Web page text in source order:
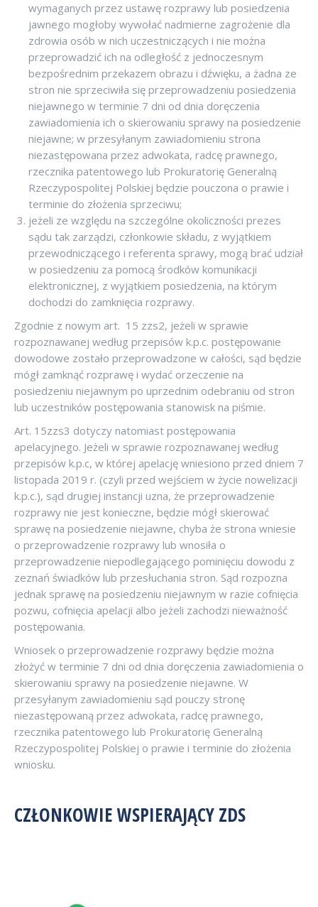
wymaganych przez ustawę rozprawy lub posiedzenia
jawnego mogłoby wywołać nadmierne zagrożenie dla
zdrowia osób w nich uczestniczących i nie można
przeprowadzić ich na odległość z jednoczesnym
bezpośrednim przekazem obrazu i dźwięku, a żadna ze
stron nie sprzeciwiła się przeprowadzeniu posiedzenia
niejawnego w terminie 7 dni od dnia doręczenia
zawiadomienia ich o skierowaniu sprawy na posiedzenie
niejawne; w przesyłanym zawiadomieniu strona
niezastępowana przez adwokata, radcę prawnego,
rzecznika patentowego lub Prokuratorię Generalną
Rzeczypospolitej Polskiej będzie pouczona o prawie i
terminie do złożenia sprzeciwu;
jeżeli ze względu na szczególne okoliczności prezes
sądu tak zarządzi, członkowie składu, z wyjątkiem
przewodniczącego i referenta sprawy, mogą brać udział
w posiedzeniu za pomocą środków komunikacji
elektronicznej, z wyjątkiem posiedzenia, na którym
dochodzi do zamknięcia rozprawy.
Zgodnie z nowym art. 15 zzs2, jeżeli w sprawie
rozpoznawanej według przepisów k.p.c. postępowanie
dowodowe zostało przeprowadzone w całości, sąd będzie
mógł zamknąć rozprawę i wydać orzeczenie na
posiedzeniu niejawnym po uprzednim odebraniu od stron
lub uczestników postępowania stanowisk na piśmie.
Art. 15zzs3 dotyczy natomiast postępowania
apelacyjnego. Jeżeli w sprawie rozpoznawanej według
przepisów k.p.c, w której apelację wniesiono przed dniem 7
listopada 2019 r. (czyli przed wejściem w życie nowelizacji
k.p.c.), sąd drugiej instancji uzna, że przeprowadzenie
rozprawy nie jest konieczne, będzie mógł skierować
sprawę na posiedzenie niejawne, chyba że strona wniesie
o przeprowadzenie rozprawy lub wnosiła o
przeprowadzenie niepodlegającego pominięciu dowodu z
zeznań świadków lub przesłuchania stron. Sąd rozpozna
jednak sprawę na posiedzeniu niejawnym w razie cofnięcia
pozwu, cofnięcia apelacji albo jeżeli zachodzi nieważność
postępowania.
Wniosek o przeprowadzenie rozprawy będzie można
złożyć w terminie 7 dni od dnia doręczenia zawiadomienia o
skierowaniu sprawy na posiedzenie niejawne. W
przesyłanym zawiadomieniu sąd pouczy stronę
niezastępowaną przez adwokata, radcę prawnego,
rzecznika patentowego lub Prokuratorię Generalną
Rzeczypospolitej Polskiej o prawie i terminie do złożenia
wniosku.
CZŁONKOWIE WSPIERAJĄCY ZDS